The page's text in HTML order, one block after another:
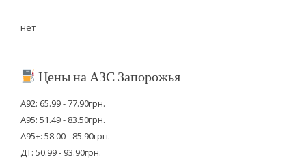
нет
Цены на АЗС Запорожья
А92: 65.99 - 77.90грн.
А95: 51.49 - 83.50грн.
А95+: 58.00 - 85.90грн.
ДТ: 50.99 - 93.90грн.